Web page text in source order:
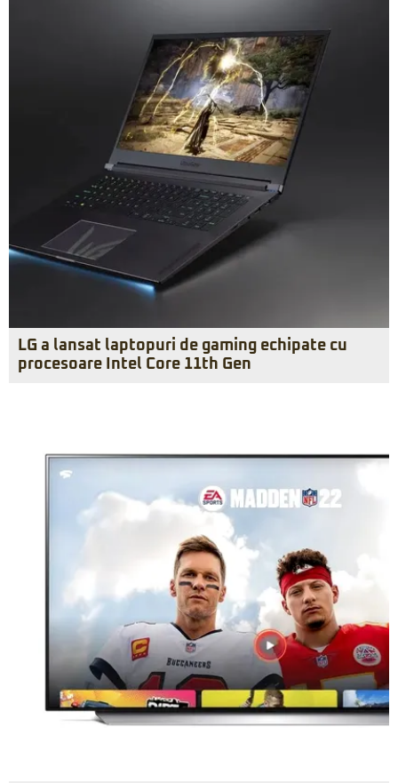
LG a lansat laptopuri de gaming echipate cu
procesoare Intel Core 11th Gen